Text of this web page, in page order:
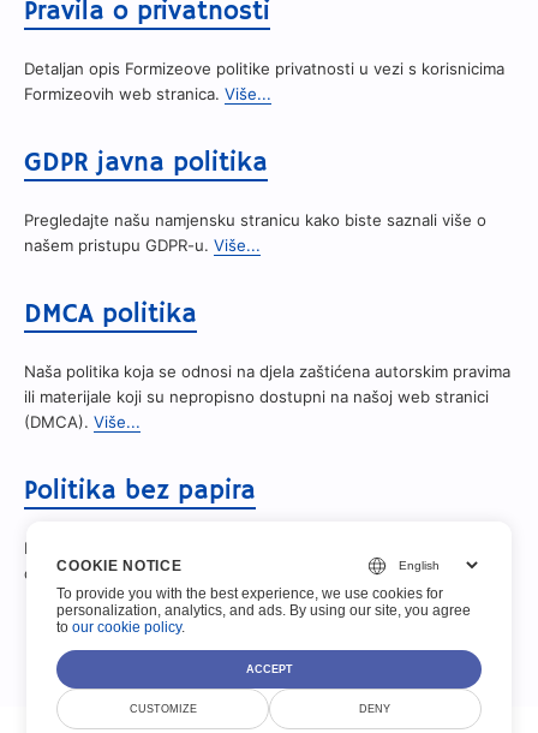
Pravila o privatnosti
Detaljan opis Formizeove politike privatnosti u vezi s korisnicima
Formizeovih web stranica. Više...
GDPR javna politika
Pregledajte našu namjensku stranicu kako biste saznali više o
našem pristupu GDPR-u. Više...
DMCA politika
Naša politika koja se odnosi na djela zaštićena autorskim pravima
ili materijale koji su nepropisno dostupni na našoj web stranici
(DMCA). Više...
Politika bez papira
Formize je 100% elektronička tvrtka i ne prihvaća nikakve fizičke
dokumenteViše...
© Scoutize Pty Ltd 2026. Sva prava pridržana.
COOKIE NOTICE
To provide you with the best experience, we use cookies for
personalization, analytics, and ads. By using our site, you agree
toour cookie policy.
ACCEPT
CUSTOMIZE DENY